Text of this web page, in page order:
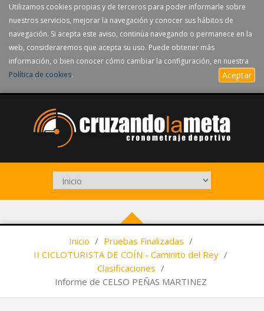
Utilizamos cookies propias y de terceros para poder informarle sobre
nuestros servicios, mejorar la navegación y conocer sus hábitos de
navegación. Si acepta este aviso, continúa navegando o permanece en la
web, consideraremos que acepta su uso. Puede obtener más
información, o bien conocer cómo cambiar la configuración, en nuestra
Política de cookies. Aceptar
Inicio / Pruebas Finalizadas /
II CICLOTURISTA DE COÍN - Caminito del Rey /
Clasificaciones /
Informe de CELSO PEÑAS MARTINEZ